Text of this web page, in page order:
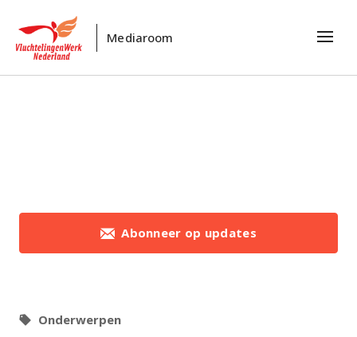
Mediaroom
Onderwerpen
Abonneer op updates